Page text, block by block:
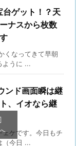
台ゲット！？天
ナスから枚数
くなってきて早朝
ように ...
ンド画面瞬は継
、イオなら継
ェケです。今日もチ
（今日 ...